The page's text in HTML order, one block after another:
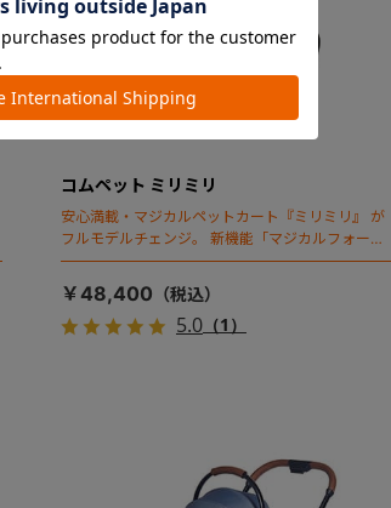
コムペット ミリミリ
安心満載・マジカルペットカート『ミリミリ』 が
フルモデルチェンジ。 新機能「マジカルフォール
ディング」搭載
￥48,400
5.0（1）